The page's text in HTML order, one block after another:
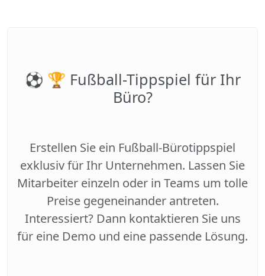
⚽️ 🏆 Fußball-Tippspiel für Ihr
Büro?
Erstellen Sie ein Fußball-Bürotippspiel
exklusiv für Ihr Unternehmen. Lassen Sie
Mitarbeiter einzeln oder in Teams um tolle
Preise gegeneinander antreten.
Interessiert? Dann kontaktieren Sie uns
für eine Demo und eine passende Lösung.